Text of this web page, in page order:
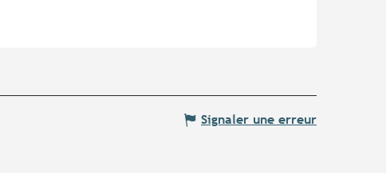
Signaler une erreur